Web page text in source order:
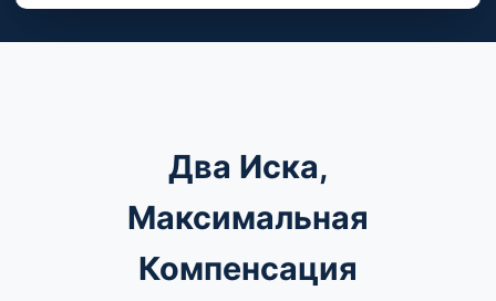
Два Иска,
Максимальная
Компенсация